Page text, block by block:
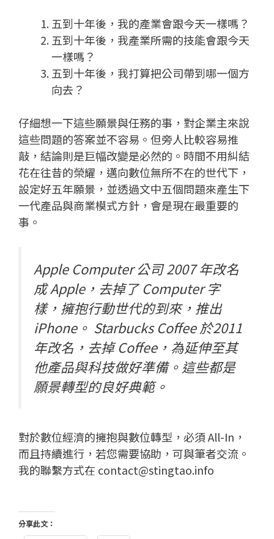
五到十年後，我的產業會跟今天一樣嗎？
五到十年後，我產業所需的技能會跟今天
一樣嗎？
五到十年後，我打算把公司帶到哪一個方
向去？
仔細想一下這些願景與任務的事，對企業主來說
這些問題的答案並不容易。但旁人比較容易推
敲，結論則是巨幅改變是必然的。時間不用糾結
花在往昔的榮耀，邁向數位無所不在的世代下，
設定好五年願景，並透過文中五個問題來產生下
一代產品與商業模式方針，會是現在最重要的
事。
Apple Computer 公司 2007 年改名
成 Apple，去掉了 Computer 字
樣，擁抱行動世代的到來，推出
iPhone。 Starbucks Coffee 於2011
年改名，去掉 Coffee，為延伸至其
他產品與科技做好準備。這些都是
願景轉型的良好典範。
對於數位經濟的擁抱與數位轉型，必須 All-In，
而且持續進行，若您需要協助，可與筆者交流。
我的聯繫方式在 contact@stingtao.info
分享此文：